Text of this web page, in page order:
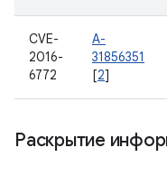
CVE-
2016-
6772
A-
31856351
[2]
Раскрытие